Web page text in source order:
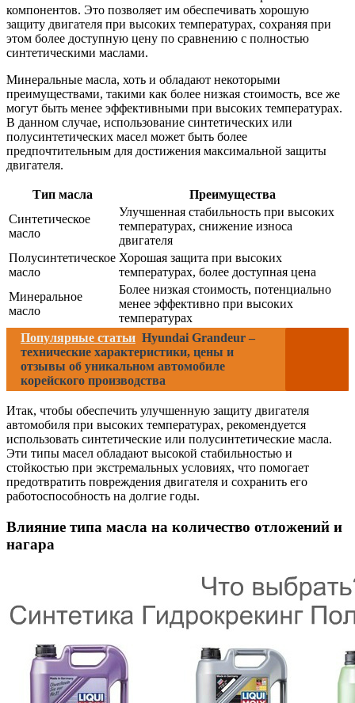
компонентов. Это позволяет им обеспечивать хорошую
защиту двигателя при высоких температурах, сохраняя при
этом более доступную цену по сравнению с полностью
синтетическими маслами.
Минеральные масла, хоть и обладают некоторыми
преимуществами, такими как более низкая стоимость, все же
могут быть менее эффективными при высоких температурах.
В данном случае, использование синтетических или
полусинтетических масел может быть более
предпочтительным для достижения максимальной защиты
двигателя.
Тип масла
Преимущества
Синтетическое
масло
Улучшенная стабильность при высоких
температурах, снижение износа
двигателя
Полусинтетическое
масло
Хорошая защита при высоких
температурах, более доступная цена
Минеральное
масло
Более низкая стоимость, потенциально
менее эффективно при высоких
температурах
Популярные статьи Hyundai Grandeur –
технические характеристики, цены и
отзывы об уникальном автомобиле
корейского производства
Итак, чтобы обеспечить улучшенную защиту двигателя
автомобиля при высоких температурах, рекомендуется
использовать синтетические или полусинтетические масла.
Эти типы масел обладают высокой стабильностью и
стойкостью при экстремальных условиях, что помогает
предотвратить повреждения двигателя и сохранить его
работоспособность на долгие годы.
Влияние типа масла на количество отложений и
нагара